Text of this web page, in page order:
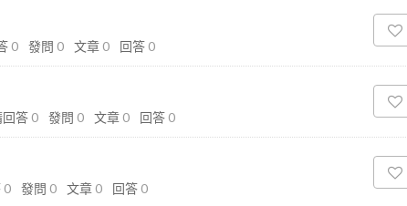
0 發問 0 文章 0 回答 0
答 0 發問 0 文章 0 回答 0
0 發問 0 文章 0 回答 0